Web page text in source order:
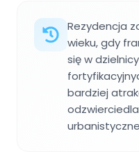
Rezydencja
wieku, gdy
się w
bardziej